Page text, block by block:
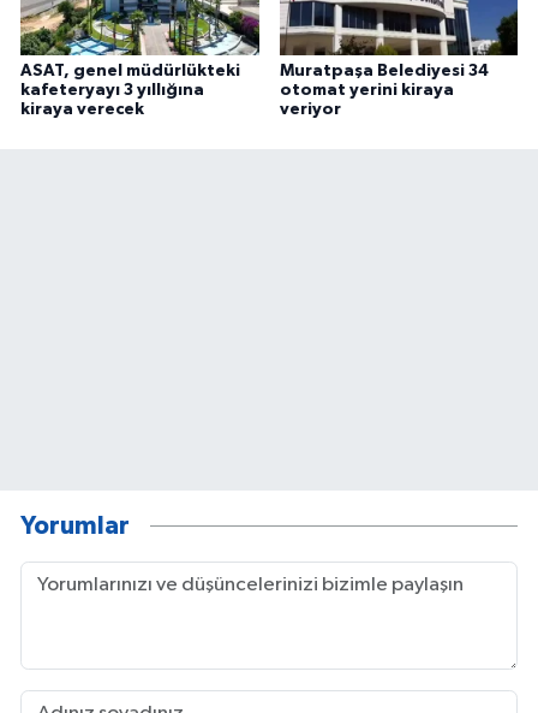
ASAT, genel müdürlükteki
kafeteryayı 3 yıllığına
kiraya verecek
Muratpaşa Belediyesi 34
otomat yerini kiraya
veriyor
Yorumlar